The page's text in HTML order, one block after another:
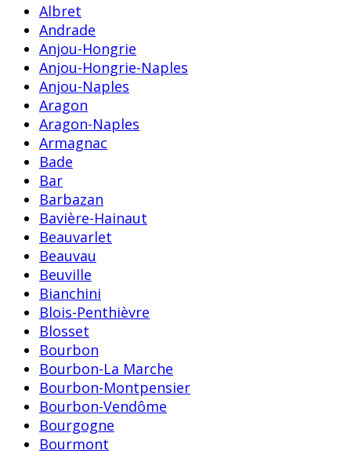
Albret
Andrade
Anjou-Hongrie
Anjou-Hongrie-Naples
Anjou-Naples
Aragon
Aragon-Naples
Armagnac
Bade
Bar
Barbazan
Bavière-Hainaut
Beauvarlet
Beauvau
Beuville
Bianchini
Blois-Penthièvre
Blosset
Bourbon
Bourbon-La Marche
Bourbon-Montpensier
Bourbon-Vendôme
Bourgogne
Bourmont